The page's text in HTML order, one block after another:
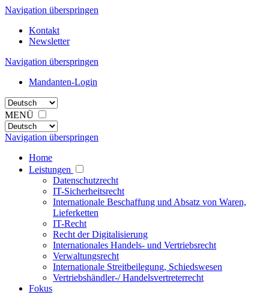
Navigation überspringen
Kontakt
Newsletter
Navigation überspringen
Mandanten-Login
MENÜ
Navigation überspringen
Home
Leistungen
Datenschutzrecht
IT-Sicherheitsrecht
Internationale Beschaffung und Absatz von Waren,
Lieferketten
IT-Recht
Recht der Digitalisierung
Internationales Handels- und Vertriebsrecht
Verwaltungsrecht
Internationale Streitbeilegung, Schiedswesen
Vertriebshändler-/ Handelsvertreterrecht
Fokus